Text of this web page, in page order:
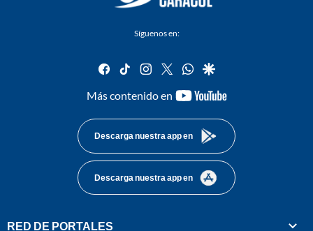
Síguenos en:
facebook
tiktok instagram
twitterwhatsapp
google
Más contenido en
youtube-
Descarga nuestra app en
Descarga nuestra app en
RED DE PORTALES